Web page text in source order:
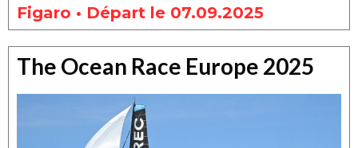
Figaro • Départ le 07.09.2025
The Ocean Race Europe 2025